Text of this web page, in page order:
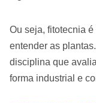
Ou seja, fitotecnia
entender as
disciplina que
forma industrial e